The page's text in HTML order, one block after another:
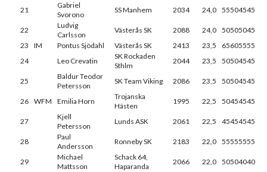
21
Gabriel
Svorono
SS Manhem 2034 24,0 55504545
22
Ludvig
Carlsson
Västerås SK 2088 24,0 50505045
23
IM Pontus Sjödahl Västerås SK 2413 23,5
65605555
24
Leo Crevatin
SK Rockaden
Sthlm
2044 23,5 50504545
25
Baldur Teodor
Petersson
SK Team Viking 2086 23,5 50504545
26 WFM Emilia Horn
Trojanska
Hästen
1995 22,5 50454545
27
Kjell
Petersson
Lunds ASK 2061 22,5 45454545
28
Paul
Andersson
Ronneby SK 2183 22,0 55555555
29
Michael
Mattsson
Schack 64,
Haparanda
2066 22,0 50504040